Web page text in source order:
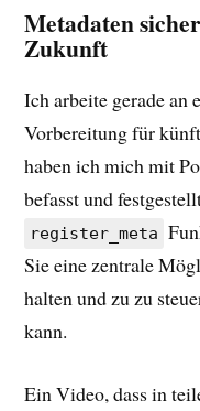
Metadaten
Zukunft
Ich arbeite gerade an
Vorbereitung für
haben ich mich mit
befasst und
register_meta
Sie eine zentrale
halten und zu zu
kann.
Ein Video, dass in